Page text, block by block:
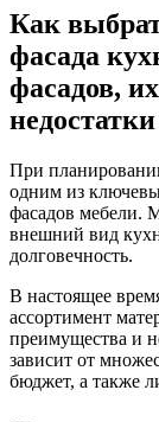
Как
фасада
фасадов,
недостатки
При
одним из
фасадов мебели.
внешний вид
долговечность.
В настоящее
ассортимент
преимущества и
зависит от
бюджет, а также